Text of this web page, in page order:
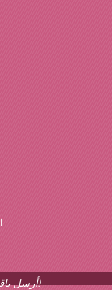
أرسل باقة ورد جميلة الى من تحب في أسرع وقت وأسهل طريقة مع ورود عمان, الأردن ... اطلب ورود اونلاين الأن!